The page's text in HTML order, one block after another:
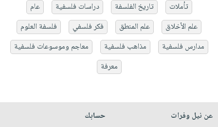
تأملات تاريخ الفلسفة دراسات فلسفية
عام
علم الأخلاق
علم المنطق فكر فلسفي
فلسفة العلوم
مدارس فلسفية
مذاهب فلسفية
معاجم وموسوعات فلسفية
معرفة
عن نيل وفرات
حسابك